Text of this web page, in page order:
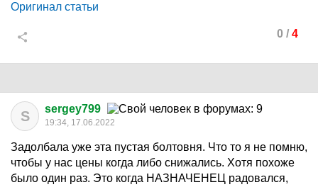
Оригинал статьи
0 / 4
S sergey799
19:34, 17.06.2022
Задолбала уже эта пустая болтовня. Что то я не помню,
чтобы у нас цены когда либо снижались. Хотя похоже
было один раз. Это когда НАЗНАЧЕНЕЦ радовался,